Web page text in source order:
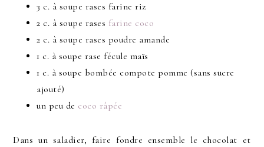
3 c. à soupe rases farine riz
2 c. à soupe rases farine coco
2 c. à soupe rases poudre amande
1 c. à soupe rase fécule maïs
1 c. à soupe bombée compote pomme (sans sucre
ajouté)
un peu de coco râpée
Dans un saladier, faire fondre ensemble le chocolat et